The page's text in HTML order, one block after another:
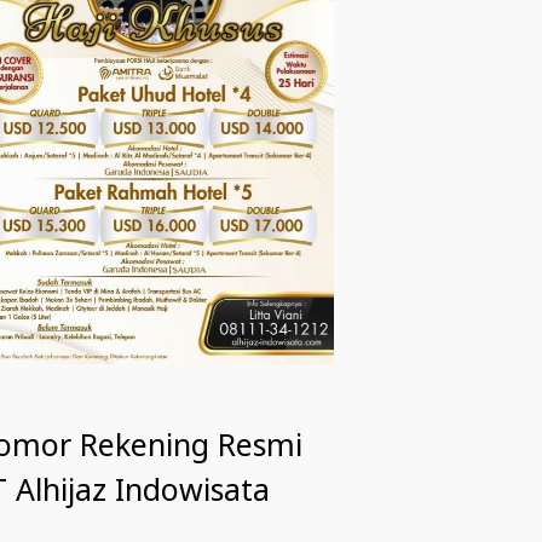
Rekening Resmi
Alhijaz Indowisata